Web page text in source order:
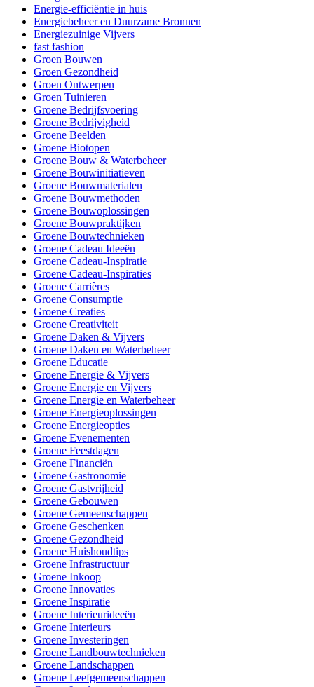
Energie-efficiëntie in huis
Energiebeheer en Duurzame Bronnen
Energiezuinige Vijvers
fast fashion
Groen Bouwen
Groen Gezondheid
Groen Ontwerpen
Groen Tuinieren
Groene Bedrijfsvoering
Groene Bedrijvigheid
Groene Beelden
Groene Biotopen
Groene Bouw & Waterbeheer
Groene Bouwinitiatieven
Groene Bouwmaterialen
Groene Bouwmethoden
Groene Bouwoplossingen
Groene Bouwpraktijken
Groene Bouwtechnieken
Groene Cadeau Ideeën
Groene Cadeau-Inspiratie
Groene Cadeau-Inspiraties
Groene Carrières
Groene Consumptie
Groene Creaties
Groene Creativiteit
Groene Daken & Vijvers
Groene Daken en Waterbeheer
Groene Educatie
Groene Energie & Vijvers
Groene Energie en Vijvers
Groene Energie en Waterbeheer
Groene Energieoplossingen
Groene Energieopties
Groene Evenementen
Groene Feestdagen
Groene Financiën
Groene Gastronomie
Groene Gastvrijheid
Groene Gebouwen
Groene Gemeenschappen
Groene Geschenken
Groene Gezondheid
Groene Huishoudtips
Groene Infrastructuur
Groene Inkoop
Groene Innovaties
Groene Inspiratie
Groene Interieurideeën
Groene Interieurs
Groene Investeringen
Groene Landbouwtechnieken
Groene Landschappen
Groene Leefgemeenschappen